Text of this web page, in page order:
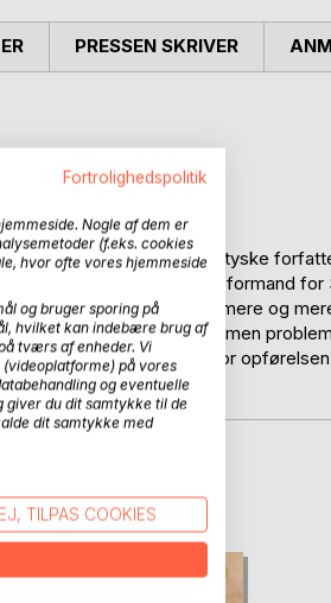
med reference til den tyske
Trods æreshvervet som formand for
følte Niels Ravnkilde sig mere og
måde Niels Ravnkilde, men
er d. 11. februar 1881 hvor
PRESSEN SKRIVER
HOSBoD
Fortrolighedspolitik
Nogle af dem er
(f.eks. cookies
hvor ofte vores hjemmeside
og bruger sporing på
hvilket kan indebære brug af
tværs af enheder. Vi
på vores
og eventuelle
giver du dit samtykke til de
dit samtykke med
TILPAS COOKIES